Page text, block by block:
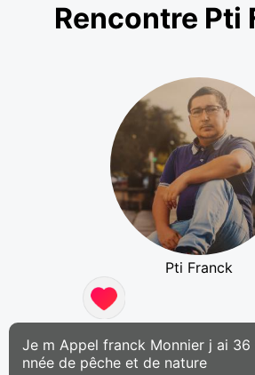
Rencontre Pti
Pti Franck
Je m Appel franck Monnier j ai 36
nnée de pêche et de nature